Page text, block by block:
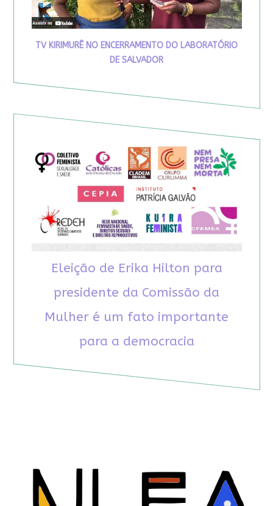
TV KIRIMURÊ NO ENCERRAMENTO DO LABORATÓRIO
DE SALVADOR
Eleição de Erika Hilton para
presidente da Comissão da
Mulher é um fato importante
para a democracia